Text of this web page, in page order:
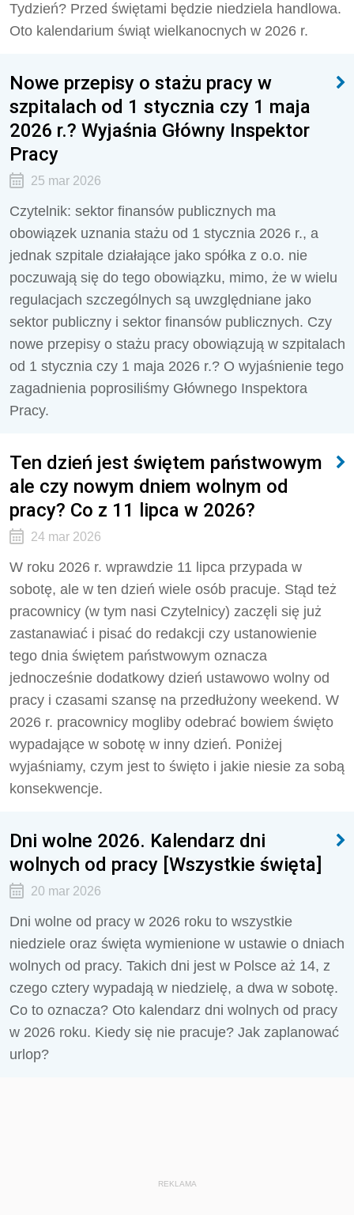
Tydzień? Przed świętami będzie niedziela handlowa.
Oto kalendarium świąt wielkanocnych w 2026 r.
Nowe przepisy o stażu pracy w
szpitalach od 1 stycznia czy 1 maja
2026 r.? Wyjaśnia Główny Inspektor
Pracy
25 mar 2026
Czytelnik: sektor finansów publicznych ma
obowiązek uznania stażu od 1 stycznia 2026 r., a
jednak szpitale działające jako spółka z o.o. nie
poczuwają się do tego obowiązku, mimo, że w wielu
regulacjach szczególnych są uwzględniane jako
sektor publiczny i sektor finansów publicznych. Czy
nowe przepisy o stażu pracy obowiązują w szpitalach
od 1 stycznia czy 1 maja 2026 r.? O wyjaśnienie tego
zagadnienia poprosiliśmy Głównego Inspektora
Pracy.
Ten dzień jest świętem państwowym
ale czy nowym dniem wolnym od
pracy? Co z 11 lipca w 2026?
24 mar 2026
W roku 2026 r. wprawdzie 11 lipca przypada w
sobotę, ale w ten dzień wiele osób pracuje. Stąd też
pracownicy (w tym nasi Czytelnicy) zaczęli się już
zastanawiać i pisać do redakcji czy ustanowienie
tego dnia świętem państwowym oznacza
jednocześnie dodatkowy dzień ustawowo wolny od
pracy i czasami szansę na przedłużony weekend. W
2026 r. pracownicy mogliby odebrać bowiem święto
wypadające w sobotę w inny dzień. Poniżej
wyjaśniamy, czym jest to święto i jakie niesie za sobą
konsekwencje.
Dni wolne 2026. Kalendarz dni
wolnych od pracy [Wszystkie święta]
20 mar 2026
Dni wolne od pracy w 2026 roku to wszystkie
niedziele oraz święta wymienione w ustawie o dniach
wolnych od pracy. Takich dni jest w Polsce aż 14, z
czego cztery wypadają w niedzielę, a dwa w sobotę.
Co to oznacza? Oto kalendarz dni wolnych od pracy
w 2026 roku. Kiedy się nie pracuje? Jak zaplanować
urlop?
REKLAMA